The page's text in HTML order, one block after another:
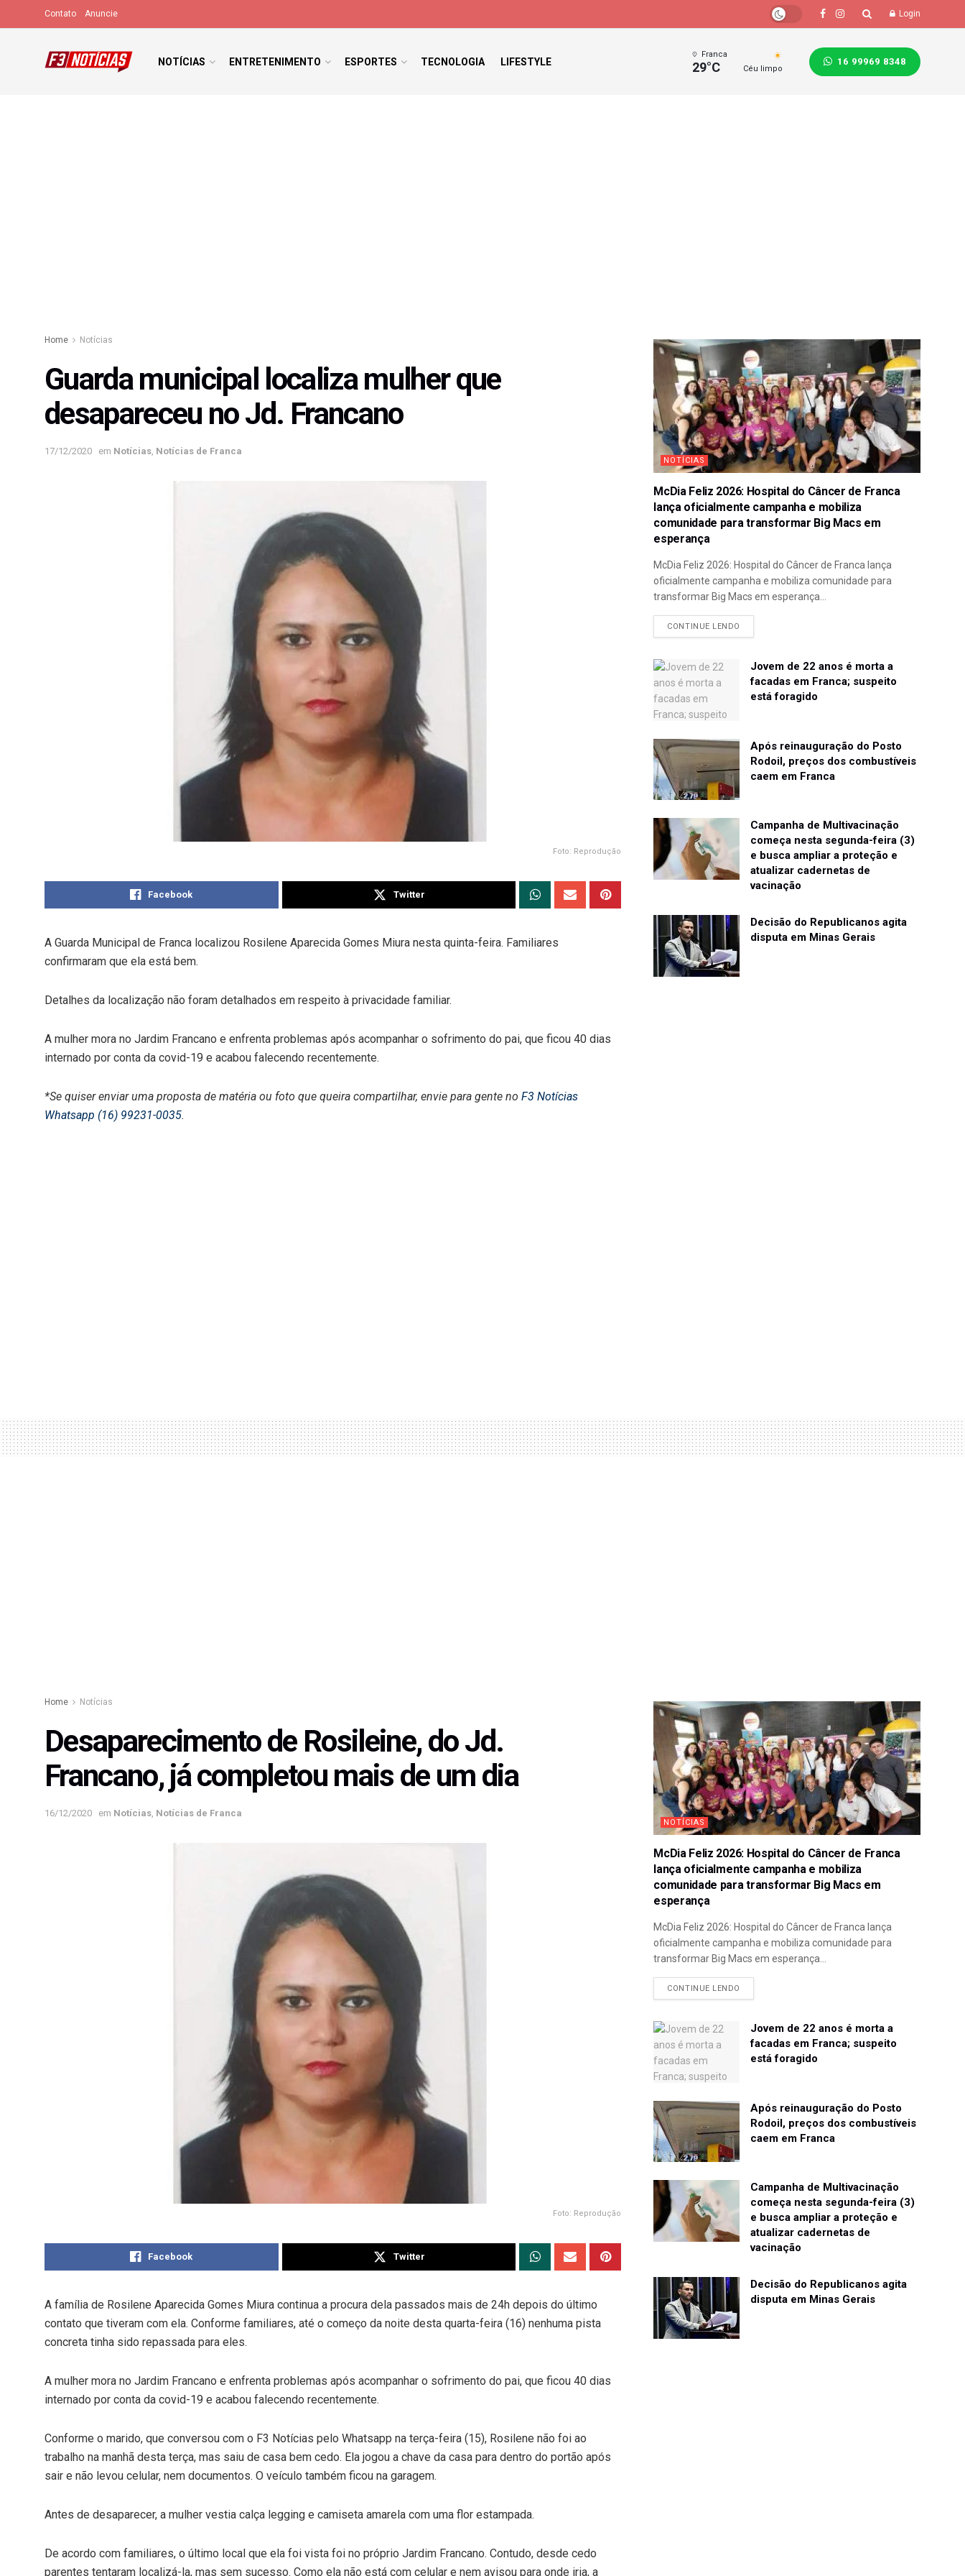
Contato Anuncie Login
NOTÍCIAS ENTRETENIMENTO ESPORTES TECNOLOGIA LIFESTYLE
Franca
29°C Céu limpo
16 99969 8348
Home Notícias
Guarda municipal localiza mulher que
desapareceu no Jd. Francano
17/12/2020 em Notícias Notícias de Franca
Foto: Reprodução
Facebook Twitter
A Guarda Municipal de Franca localizou Rosilene Aparecida Gomes Miura nesta quinta-feira. Familiares
confirmaram que ela está bem.
Detalhes da localização não foram detalhados em respeito à privacidade familiar.
A mulher mora no Jardim Francano e enfrenta problemas após acompanhar o sofrimento do pai, que ficou 40 dias
internado por conta da covid-19 e acabou falecendo recentemente.
*Se quiser enviar uma proposta de matéria ou foto que queira compartilhar, envie para gente no F3 Notícias
Whatsapp (16) 99231-0035.
NOTÍCIAS
McDia Feliz 2026: Hospital do Câncer de Franca
lança oficialmente campanha e mobiliza
comunidade para transformar Big Macs em
esperança
McDia Feliz 2026: Hospital do Câncer de Franca lança
oficialmente campanha e mobiliza comunidade para
transformar Big Macs em esperança...
CONTINUE LENDO
Jovem de 22 anos é morta a
facadas em Franca; suspeito
está foragido
Após reinauguração do Posto
Rodoil, preços dos combustíveis
caem em Franca
Campanha de Multivacinação
começa nesta segunda-feira (3)
e busca ampliar a proteção e
atualizar cadernetas de
vacinação
Decisão do Republicanos agita
disputa em Minas Gerais
Home Notícias
Desaparecimento de Rosileine, do Jd.
Francano, já completou mais de um dia
16/12/2020 em Notícias Notícias de Franca
Foto: Reprodução
Facebook Twitter
A família de Rosilene Aparecida Gomes Miura continua a procura dela passados mais de 24h depois do último
contato que tiveram com ela. Conforme familiares, até o começo da noite desta quarta-feira (16) nenhuma pista
concreta tinha sido repassada para eles.
A mulher mora no Jardim Francano e enfrenta problemas após acompanhar o sofrimento do pai, que ficou 40 dias
internado por conta da covid-19 e acabou falecendo recentemente.
Conforme o marido, que conversou com o F3 Notícias pelo Whatsapp na terça-feira (15), Rosilene não foi ao
trabalho na manhã desta terça, mas saiu de casa bem cedo. Ela jogou a chave da casa para dentro do portão após
sair e não levou celular, nem documentos. O veículo também ficou na garagem.
Antes de desaparecer, a mulher vestia calça legging e camiseta amarela com uma flor estampada.
De acordo com familiares, o último local que ela foi vista foi no próprio Jardim Francano. Contudo, desde cedo
parentes tentaram localizá-la, mas sem sucesso. Como ela não está com celular e nem avisou para onde iria, a
NOTÍCIAS
McDia Feliz 2026: Hospital do Câncer de Franca
lança oficialmente campanha e mobiliza
comunidade para transformar Big Macs em
esperança
McDia Feliz 2026: Hospital do Câncer de Franca lança
oficialmente campanha e mobiliza comunidade para
transformar Big Macs em esperança...
CONTINUE LENDO
Jovem de 22 anos é morta a
facadas em Franca; suspeito
está foragido
Após reinauguração do Posto
Rodoil, preços dos combustíveis
caem em Franca
Campanha de Multivacinação
começa nesta segunda-feira (3)
e busca ampliar a proteção e
atualizar cadernetas de
vacinação
Decisão do Republicanos agita
disputa em Minas Gerais